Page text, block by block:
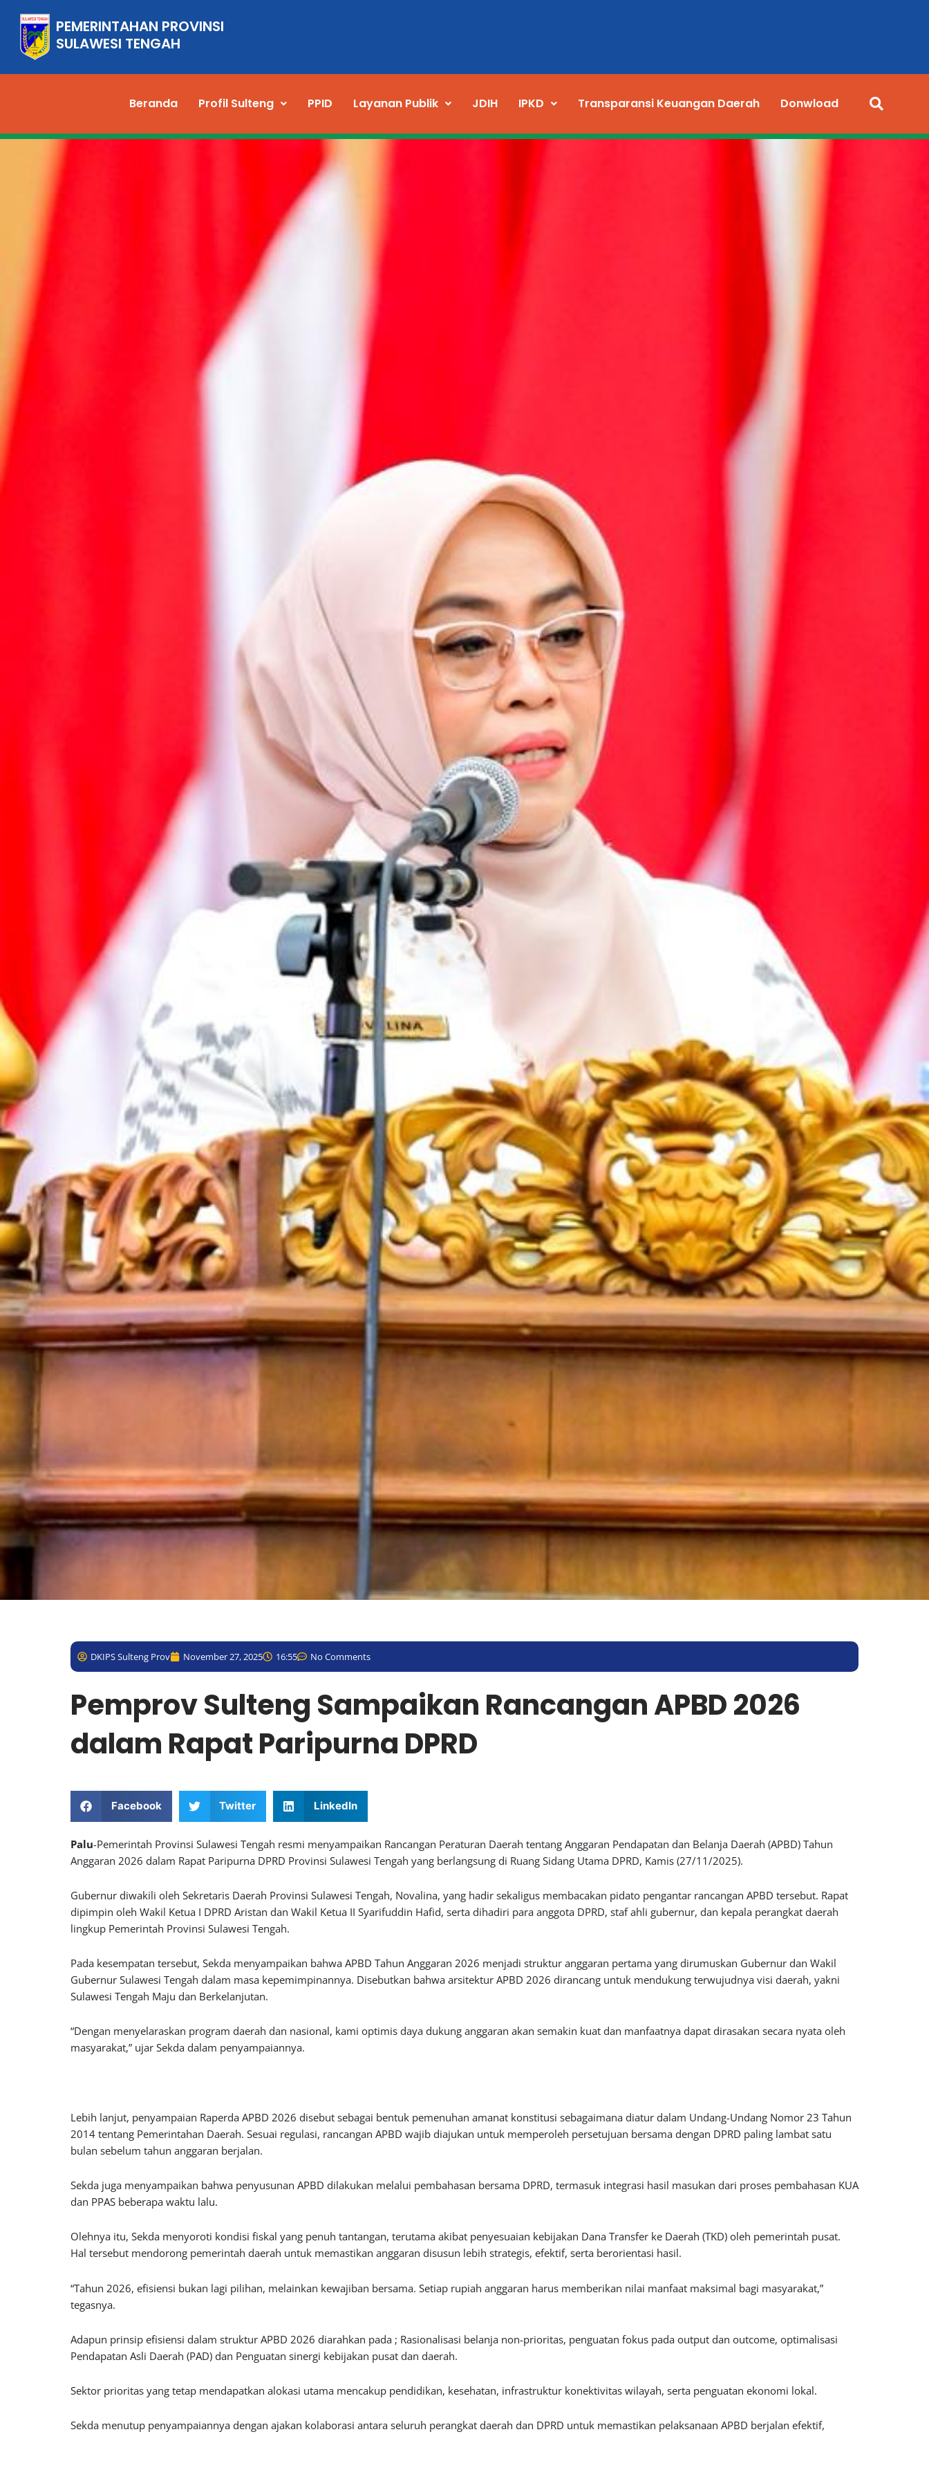
PEMERINTAHAN PROVINSI
SULAWESI TENGAH
Beranda Profil Sulteng PPID Layanan Publik JDIH IPKD Transparansi Keuangan Daerah Donwload
DKIPS Sulteng Prov November 27, 2025 16:55 No Comments
Pemprov Sulteng Sampaikan Rancangan APBD 2026
dalam Rapat Paripurna DPRD
Facebook Twitter LinkedIn
Palu-Pemerintah Provinsi Sulawesi Tengah resmi menyampaikan Rancangan Peraturan Daerah tentang Anggaran Pendapatan dan Belanja Daerah (APBD) Tahun
Anggaran 2026 dalam Rapat Paripurna DPRD Provinsi Sulawesi Tengah yang berlangsung di Ruang Sidang Utama DPRD, Kamis (27/11/2025).
Gubernur diwakili oleh Sekretaris Daerah Provinsi Sulawesi Tengah, Novalina, yang hadir sekaligus membacakan pidato pengantar rancangan APBD tersebut. Rapat
dipimpin oleh Wakil Ketua I DPRD Aristan dan Wakil Ketua II Syarifuddin Hafid, serta dihadiri para anggota DPRD, staf ahli gubernur, dan kepala perangkat daerah
lingkup Pemerintah Provinsi Sulawesi Tengah.
Pada kesempatan tersebut, Sekda menyampaikan bahwa APBD Tahun Anggaran 2026 menjadi struktur anggaran pertama yang dirumuskan Gubernur dan Wakil
Gubernur Sulawesi Tengah dalam masa kepemimpinannya. Disebutkan bahwa arsitektur APBD 2026 dirancang untuk mendukung terwujudnya visi daerah, yakni
Sulawesi Tengah Maju dan Berkelanjutan.
“Dengan menyelaraskan program daerah dan nasional, kami optimis daya dukung anggaran akan semakin kuat dan manfaatnya dapat dirasakan secara nyata oleh
masyarakat,” ujar Sekda dalam penyampaiannya.
Lebih lanjut, penyampaian Raperda APBD 2026 disebut sebagai bentuk pemenuhan amanat konstitusi sebagaimana diatur dalam Undang-Undang Nomor 23 Tahun
2014 tentang Pemerintahan Daerah. Sesuai regulasi, rancangan APBD wajib diajukan untuk memperoleh persetujuan bersama dengan DPRD paling lambat satu
bulan sebelum tahun anggaran berjalan.
Sekda juga menyampaikan bahwa penyusunan APBD dilakukan melalui pembahasan bersama DPRD, termasuk integrasi hasil masukan dari proses pembahasan KUA
dan PPAS beberapa waktu lalu.
Olehnya itu, Sekda menyoroti kondisi fiskal yang penuh tantangan, terutama akibat penyesuaian kebijakan Dana Transfer ke Daerah (TKD) oleh pemerintah pusat.
Hal tersebut mendorong pemerintah daerah untuk memastikan anggaran disusun lebih strategis, efektif, serta berorientasi hasil.
“Tahun 2026, efisiensi bukan lagi pilihan, melainkan kewajiban bersama. Setiap rupiah anggaran harus memberikan nilai manfaat maksimal bagi masyarakat,”
tegasnya.
Adapun prinsip efisiensi dalam struktur APBD 2026 diarahkan pada ; Rasionalisasi belanja non-prioritas, penguatan fokus pada output dan outcome, optimalisasi
Pendapatan Asli Daerah (PAD) dan Penguatan sinergi kebijakan pusat dan daerah.
Sektor prioritas yang tetap mendapatkan alokasi utama mencakup pendidikan, kesehatan, infrastruktur konektivitas wilayah, serta penguatan ekonomi lokal.
Sekda menutup penyampaiannya dengan ajakan kolaborasi antara seluruh perangkat daerah dan DPRD untuk memastikan pelaksanaan APBD berjalan efektif,